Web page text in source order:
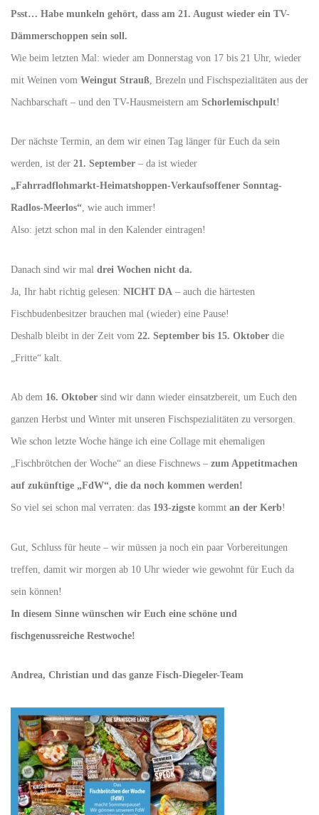
Psst… Habe munkeln gehört, dass am 21. August wieder ein TV-
Dämmerschoppen sein soll.
Wie beim letzten Mal: wieder am Donnerstag von 17 bis 21 Uhr, wieder
mit Weinen vom Weingut Strauß , Brezeln und Fischspezialitäten aus der
Nachbarschaft – und den TV-Hausmeistern am Schorlemischpult!
Der nächste Termin, an dem wir einen Tag länger für Euch da sein
werden, ist der 21. September – da ist wieder
„Fahrradflohmarkt-Heimatshoppen-Verkaufsoffener Sonntag-
Radlos-Meerlos“, wie auch immer!
Also: jetzt schon mal in den Kalender eintragen!
Danach sind wir mal drei Wochen nicht da.
Ja, Ihr habt richtig gelesen: NICHT DA – auch die härtesten
Fischbudenbesitzer brauchen mal (wieder) eine Pause!
Deshalb bleibt in der Zeit vom 22. September bis 15. Oktober die
„Fritte“ kalt.
Ab dem 16. Oktober sind wir dann wieder einsatzbereit, um Euch den
ganzen Herbst und Winter mit unseren Fischspezialitäten zu versorgen.
Wie schon letzte Woche hänge ich eine Collage mit ehemaligen
„Fischbrötchen der Woche“ an diese Fischnews – zum Appetitmachen
auf zukünftige „FdW“, die da noch kommen werden!
So viel sei schon mal verraten: das 193-zigste kommt an der Kerb!
Gut, Schluss für heute – wir müssen ja noch ein paar Vorbereitungen
treffen, damit wir morgen ab 10 Uhr wieder wie gewohnt für Euch da
sein können!
In diesem Sinne wünschen wir Euch eine schöne und
fischgenussreiche Restwoche!
Andrea, Christian und das ganze Fisch-Diegeler-Team